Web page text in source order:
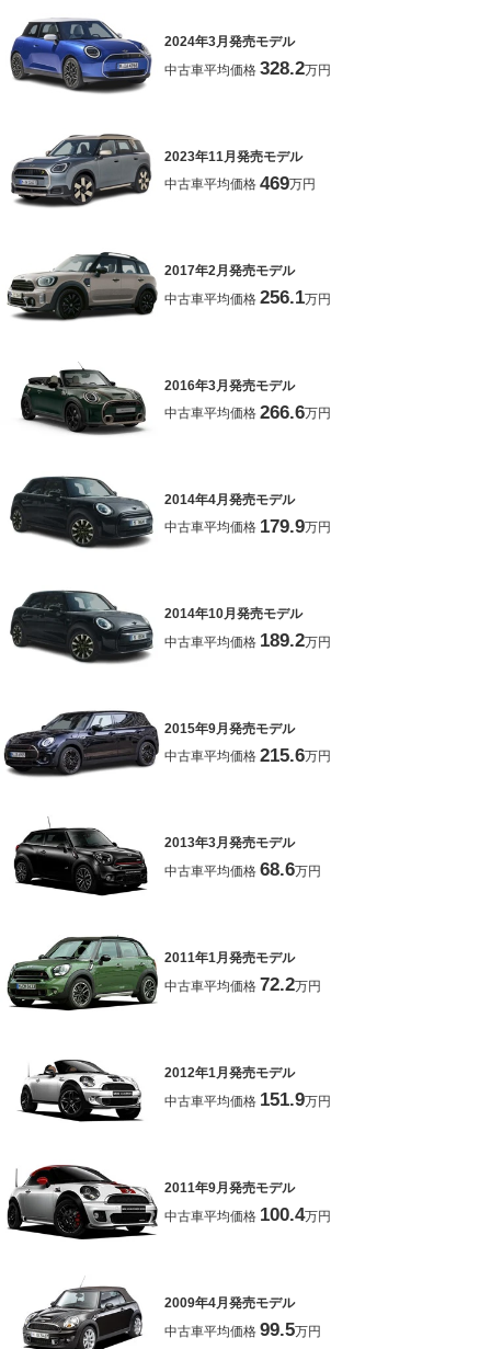
2024年3月発売モデル
中古車平均価格 328.2万円
2023年11月発売モデル
中古車平均価格 469万円
2017年2月発売モデル
中古車平均価格 256.1万円
2016年3月発売モデル
中古車平均価格 266.6万円
2014年4月発売モデル
中古車平均価格 179.9万円
2014年10月発売モデル
中古車平均価格 189.2万円
2015年9月発売モデル
中古車平均価格 215.6万円
2013年3月発売モデル
中古車平均価格 68.6万円
2011年1月発売モデル
中古車平均価格 72.2万円
2012年1月発売モデル
中古車平均価格 151.9万円
2011年9月発売モデル
中古車平均価格 100.4万円
2009年4月発売モデル
中古車平均価格 99.5万円